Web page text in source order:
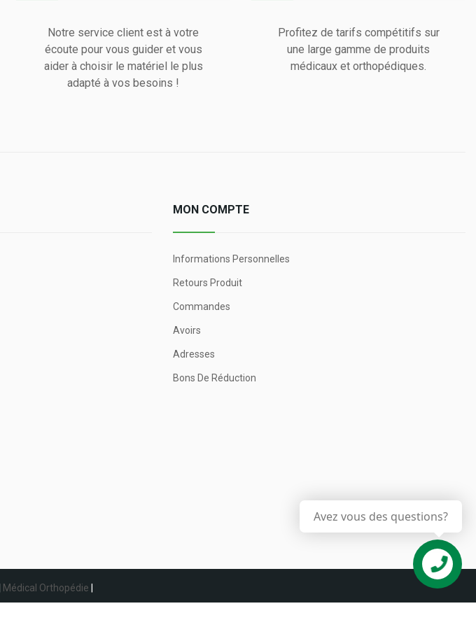
Notre service client est à votre
écoute pour vous guider et vous
aider à choisir le matériel le plus
adapté à vos besoins !
Profitez de tarifs compétitifs sur
une large gamme de produits
médicaux et orthopédiques.
MON COMPTE
Informations Personnelles
Retours Produit
Commandes
Avoirs
Adresses
Bons De Réduction
Médical Orthopédie
Contactez
nous
Avez vous des questions?